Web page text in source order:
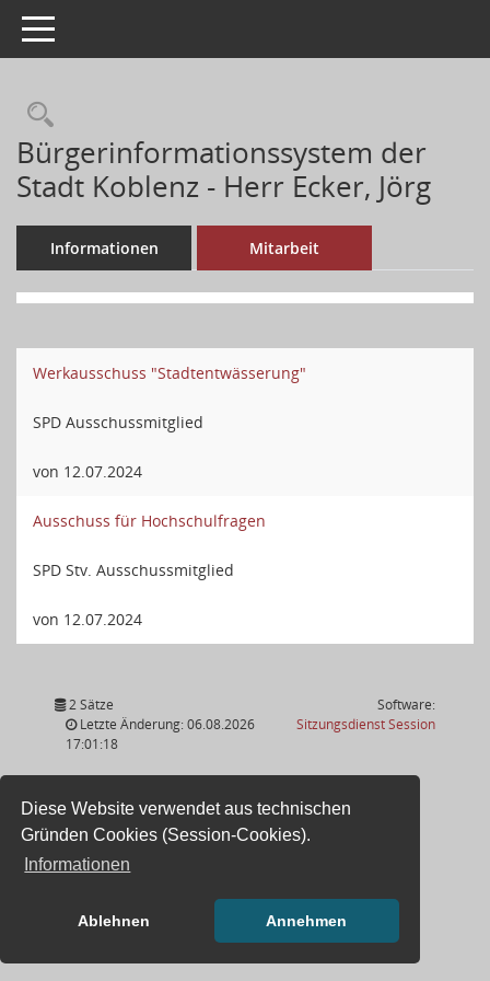
Diese Website verwendet aus technischen
Gründen Cookies (Session-Cookies).
Informationen
Ablehnen Annehmen
Toggle navigation
Bürgerinformationssystem der
Stadt Koblenz - Herr Ecker, Jörg
Informationen Mitarbeit
Werkausschuss "Stadtentwässerung"
SPD Ausschussmitglied
von 12.07.2024
Ausschuss für Hochschulfragen
SPD Stv. Ausschussmitglied
von 12.07.2024
2 Sätze
Letzte Änderung: 06.08.2026
17:01:18
Software:
SitzungsdienstSession(Wird in